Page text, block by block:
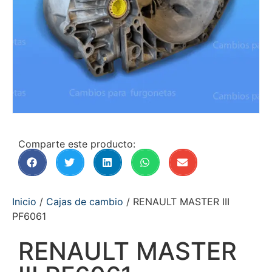
Comparte este producto:
Inicio / Cajas de cambio / RENAULT MASTER III
PF6061
RENAULT MASTER